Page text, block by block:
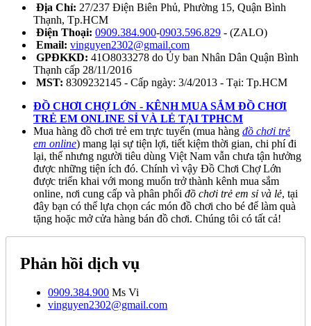
Địa Chỉ: 27/237 Điện Biên Phủ, Phường 15, Quận Bình
Thạnh, Tp.HCM
Điện Thoại: 0909.384.900-0903.596.829 - (ZALO)
Email: vinguyen2302@gmail.com
GPĐKKD: 41O8033278 do Ủy ban Nhân Dân Quận Bình
Thạnh cấp 28/11/2016
MST: 8309232145 - Cấp ngày: 3/4/2013 - Tại: Tp.HCM
ĐỒ CHƠI CHỢ LỚN - KÊNH MUA SẮM ĐỒ CHƠI
TRẺ EM ONLINE SỈ VÀ LẺ TẠI TPHCM
Mua hàng đồ chơi trẻ em trực tuyến (mua hàng đồ chơi trẻ
em online) mang lại sự tiện lợi, tiết kiệm thời gian, chi phí đi
lại, thế nhưng người tiêu dùng Việt Nam vẫn chưa tận hưởng
được những tiện ích đó. Chính vì vậy Đồ Chơi Chợ Lớn
được triển khai với mong muốn trở thành kênh mua sắm
online, nơi cung cấp và phân phối đồ chơi trẻ em sỉ và lẻ, tại
đây bạn có thể lựa chọn các món đồ chơi cho bé để làm quà
tặng hoặc mở cửa hàng bán đồ chơi. Chúng tôi có tất cả!
Phản hồi dịch vụ
0909.384.900 Ms Vi
vinguyen2302@gmail.com